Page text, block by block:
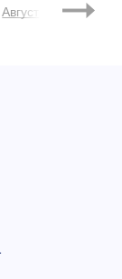
Август Сентябрь